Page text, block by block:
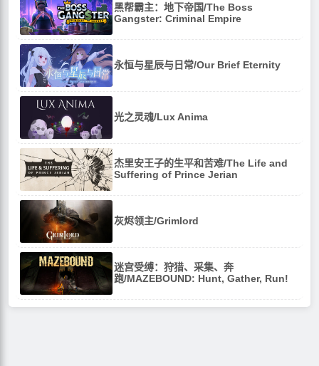
黑帮霸主：地下帝国/The Boss
Gangster: Criminal Empire
永恒与星辰与日常/Our Brief Eternity
光之灵魂/Lux Anima
杰里安王子的生平和苦难/The Life and
Suffering of Prince Jerian
灰烬领主/Grimlord
迷宫受缚：狩猎、采集、奔
跑/MAZEBOUND: Hunt, Gather, Run!